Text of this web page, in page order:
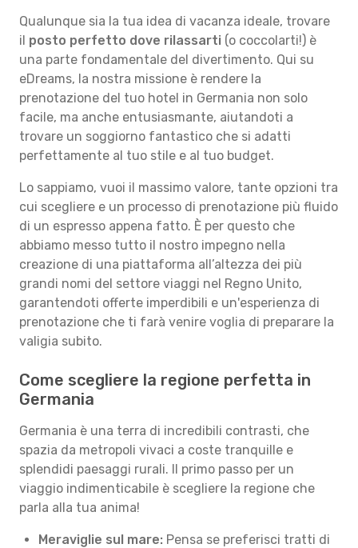
Qualunque sia la tua idea di vacanza ideale, trovare
il posto perfetto dove rilassarti (o coccolarti!) è
una parte fondamentale del divertimento. Qui su
eDreams, la nostra missione è rendere la
prenotazione del tuo hotel in Germania non solo
facile, ma anche entusiasmante, aiutandoti a
trovare un soggiorno fantastico che si adatti
perfettamente al tuo stile e al tuo budget.
Lo sappiamo, vuoi il massimo valore, tante opzioni tra
cui scegliere e un processo di prenotazione più fluido
di un espresso appena fatto. È per questo che
abbiamo messo tutto il nostro impegno nella
creazione di una piattaforma all’altezza dei più
grandi nomi del settore viaggi nel Regno Unito,
garantendoti offerte imperdibili e un'esperienza di
prenotazione che ti farà venire voglia di preparare la
valigia subito.
Come scegliere la regione perfetta in
Germania
Germania è una terra di incredibili contrasti, che
spazia da metropoli vivaci a coste tranquille e
splendidi paesaggi rurali. Il primo passo per un
viaggio indimenticabile è scegliere la regione che
parla alla tua anima!
Meraviglie sul mare: Pensa se preferisci tratti di